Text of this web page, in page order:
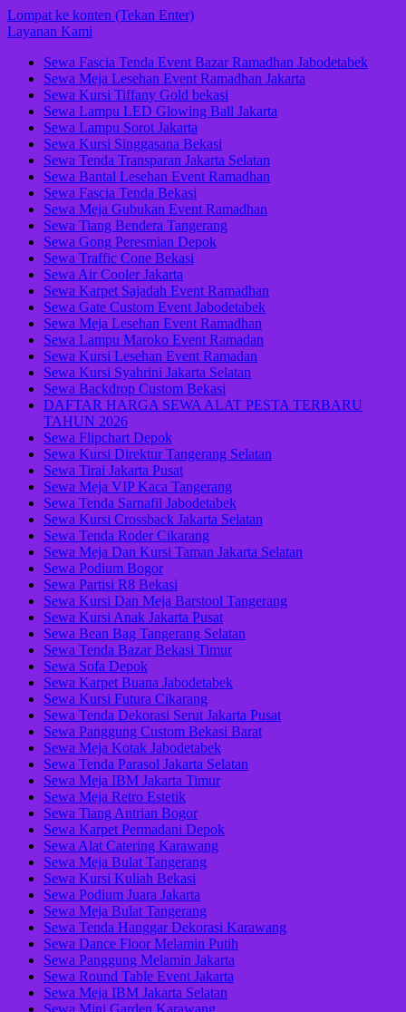
Lompat ke konten (Tekan Enter)
Layanan Kami
Sewa Fascia Tenda Event Bazar Ramadhan Jabodetabek
Sewa Meja Lesehan Event Ramadhan Jakarta
Sewa Kursi Tiffany Gold bekasi
Sewa Lampu LED Glowing Ball Jakarta
Sewa Lampu Sorot Jakarta
Sewa Kursi Singgasana Bekasi
Sewa Tenda Transparan Jakarta Selatan
Sewa Bantal Lesehan Event Ramadhan
Sewa Fascia Tenda Bekasi
Sewa Meja Gubukan Event Ramadhan
Sewa Tiang Bendera Tangerang
Sewa Gong Peresmian Depok
Sewa Traffic Cone Bekasi
Sewa Air Cooler Jakarta
Sewa Karpet Sajadah Event Ramadhan
Sewa Gate Custom Event Jabodetabek
Sewa Meja Lesehan Event Ramadhan
Sewa Lampu Maroko Event Ramadan
Sewa Kursi Lesehan Event Ramadan
Sewa Kursi Syahrini Jakarta Selatan
Sewa Backdrop Custom Bekasi
DAFTAR HARGA SEWA ALAT PESTA TERBARU
TAHUN 2026
Sewa Flipchart Depok
Sewa Kursi Direktur Tangerang Selatan
Sewa Tirai Jakarta Pusat
Sewa Meja VIP Kaca Tangerang
Sewa Tenda Sarnafil Jabodetabek
Sewa Kursi Crossback Jakarta Selatan
Sewa Tenda Roder Cikarang
Sewa Meja Dan Kursi Taman Jakarta Selatan
Sewa Podium Bogor
Sewa Partisi R8 Bekasi
Sewa Kursi Dan Meja Barstool Tangerang
Sewa Kursi Anak Jakarta Pusat
Sewa Bean Bag Tangerang Selatan
Sewa Tenda Bazar Bekasi Timur
Sewa Sofa Depok
Sewa Karpet Buana Jabodetabek
Sewa Kursi Futura Cikarang
Sewa Tenda Dekorasi Serut Jakarta Pusat
Sewa Panggung Custom Bekasi Barat
Sewa Meja Kotak Jabodetabek
Sewa Tenda Parasol Jakarta Selatan
Sewa Meja IBM Jakarta Timur
Sewa Meja Retro Estetik
Sewa Tiang Antrian Bogor
Sewa Karpet Permadani Depok
Sewa Alat Catering Karawang
Sewa Meja Bulat Tangerang
Sewa Kursi Kuliah Bekasi
Sewa Podium Juara Jakarta
Sewa Meja Bulat Tangerang
Sewa Tenda Hanggar Dekorasi Karawang
Sewa Dance Floor Melamin Putih
Sewa Panggung Melamin Jakarta
Sewa Round Table Event Jakarta
Sewa Meja IBM Jakarta Selatan
Sewa Mini Garden Karawang